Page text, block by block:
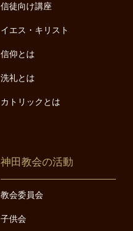
信徒向け講座
イエス・キリスト
信仰とは
洗礼とは
カトリックとは
神田教会の活動
教会委員会
子供会